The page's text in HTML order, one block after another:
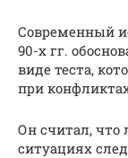
Современный
90-х гг.
виде теста,
при
Он считал,
ситуациях